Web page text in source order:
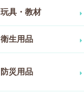
玩具・教材
衛生用品
防災用品